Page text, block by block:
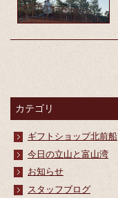
カテゴリ
ギフトショップ北前船
今日の立山と富山湾
お知らせ
スタッフブログ